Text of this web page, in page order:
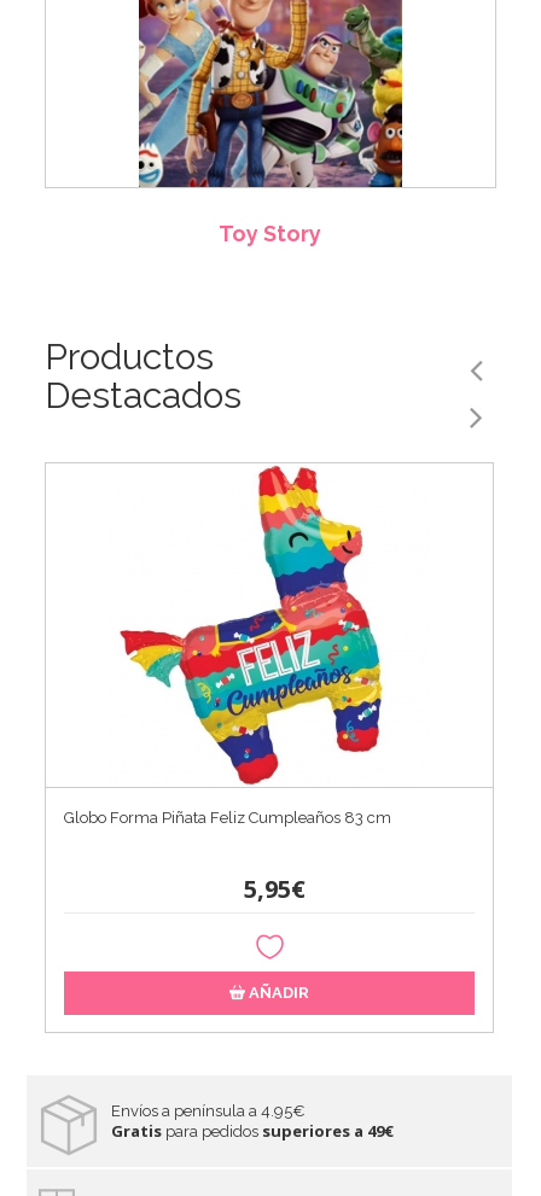
Toy Story
Productos
Destacados
Globo Forma Piñata Feliz Cumpleaños 83 cm
5,95€
AÑADIR
Envíos a península a 4.95€
Gratis para pedidos superiores a 49€